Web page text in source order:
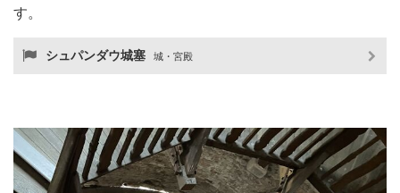
す。
シュパンダウ城塞 城・宮殿